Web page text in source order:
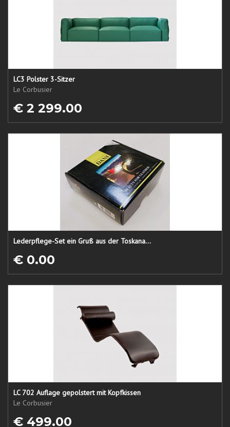
LC3 Polster 3-Sitzer
Le Corbusier
€ 2 299.00
Lederpflege-Set ein Gruß aus der Toskana...
€ 0.00
LC 702 Auflage gepolstert mit Kopfkissen
Le Corbusier
€ 499.00